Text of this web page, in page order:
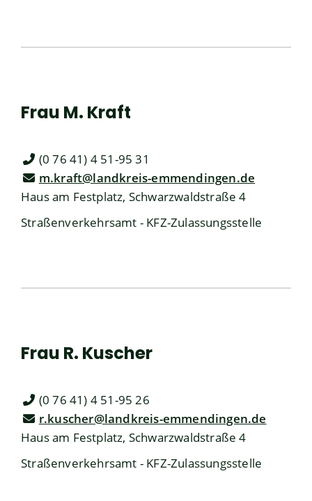
Frau M. Kraft
(0 76 41) 4 51-95 31
m.kraft@landkreis-emmendingen.de
Haus am Festplatz, Schwarzwaldstraße 4
Straßenverkehrsamt - KFZ-Zulassungsstelle
Frau R. Kuscher
(0 76 41) 4 51-95 26
r.kuscher@landkreis-emmendingen.de
Haus am Festplatz, Schwarzwaldstraße 4
Straßenverkehrsamt - KFZ-Zulassungsstelle